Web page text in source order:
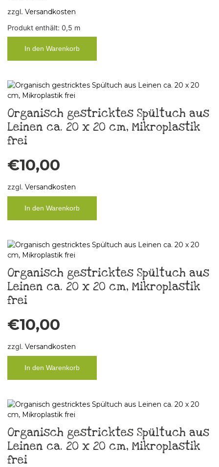
zzgl. Versandkosten
Produkt enthält: 0,5 m
In den Warenkorb
Organisch gestricktes Spültuch aus
Leinen ca. 20 x 20 cm, Mikroplastik
frei
€10,00
zzgl. Versandkosten
In den Warenkorb
Organisch gestricktes Spültuch aus
Leinen ca. 20 x 20 cm, Mikroplastik
frei
€10,00
zzgl. Versandkosten
In den Warenkorb
Organisch gestricktes Spültuch aus
Leinen ca. 20 x 20 cm, Mikroplastik
frei